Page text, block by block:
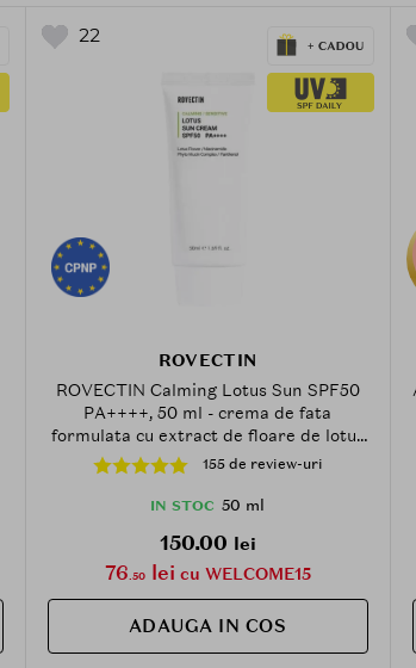
22
ROVECTIN
ROVECTIN Calming Lotus Sun SPF50
PA++++, 50 ml - crema de fata
formulata cu extract de floare de lotus
si pantenol, care contribuie la
protectia pielii impotriva razelor UVA,
UVB si a luminii albastre, Daily
155 de review-uri
IN STOC 50 ml
150.00 lei
76.50lei cu WELCOME15
ADAUGA IN COS